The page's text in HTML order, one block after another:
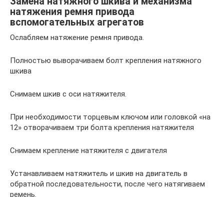
натяжения ремня привода
вспомогательных агрегатов
Ослабляем натяжение ремня привода.
Полностью выворачиваем болт крепления натяжного
шкива
Снимаем шкив с оси натяжителя.
При необходимости торцевым ключом или головкой «на
12» отворачиваем три болта крепления натяжителя
Снимаем крепление натяжителя с двигателя
Устанавливаем натяжитель и шкив на двигатель в
обратной последовательности, после чего натягиваем
ремень.